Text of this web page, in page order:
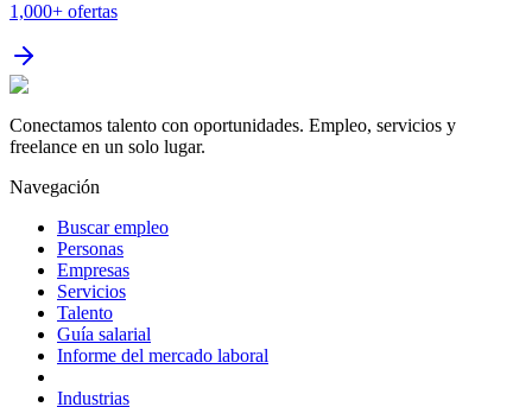
1,000+ ofertas
Conectamos talento con oportunidades. Empleo, servicios y
freelance en un solo lugar.
Navegación
Buscar empleo
Personas
Empresas
Servicios
Talento
Guía salarial
Informe del mercado laboral
Industrias